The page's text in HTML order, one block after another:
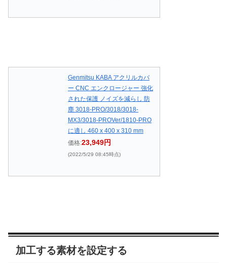
Genmitsu KABA アクリルカバ
ー CNC エンクロージャー 強化
された保護 ノイズを減らし 防
塵 3018-PRO/3018/3018-
MX3/3018-PROVer/1810-PRO
に適し 460 x 400 x 310 mm
価格:23,949円
(2022/5/29 08:45時点)
加工する素材を設定する